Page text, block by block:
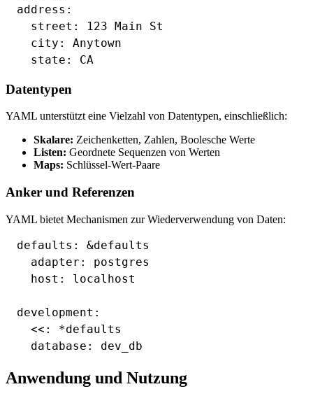
address:
  street: 123 Main St
  city: Anytown
Datentypen
YAML unterstützt eine Vielzahl von Datentypen, einschließlich:
Skalare: Zeichenketten, Zahlen, Boolesche Werte
Listen: Geordnete Sequenzen von Werten
Maps: Schlüssel-Wert-Paare
Anker und Referenzen
YAML bietet Mechanismen zur Wiederverwendung von Daten:
defaults: &defaults
  adapter: postgres
  host: localhost
development:
  <<: *defaults
Anwendung und Nutzung